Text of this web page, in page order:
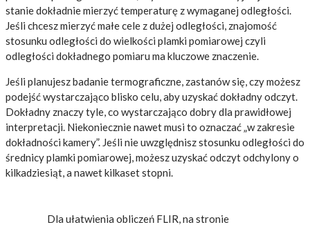
stanie dokładnie mierzyć temperaturę z wymaganej odległości.
Jeśli chcesz mierzyć małe cele z dużej odległości, znajomość
stosunku odległości do wielkości plamki pomiarowej czyli
odległości dokładnego pomiaru ma kluczowe znaczenie.
Jeśli planujesz badanie termograficzne, zastanów się, czy możesz
podejść wystarczająco blisko celu, aby uzyskać dokładny odczyt.
Dokładny znaczy tyle, co wystarczająco dobry dla prawidłowej
interpretacji. Niekoniecznie nawet musi to oznaczać „w zakresie
dokładności kamery”. Jeśli nie uwzględnisz stosunku odległości do
średnicy plamki pomiarowej, możesz uzyskać odczyt odchylony o
kilkadziesiąt, a nawet kilkaset stopni.
Dla ułatwienia obliczeń FLIR, na stronie